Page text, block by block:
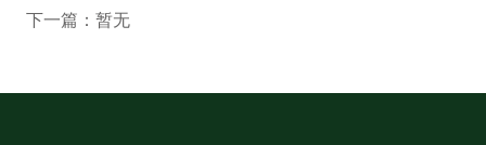
下一篇：暂无